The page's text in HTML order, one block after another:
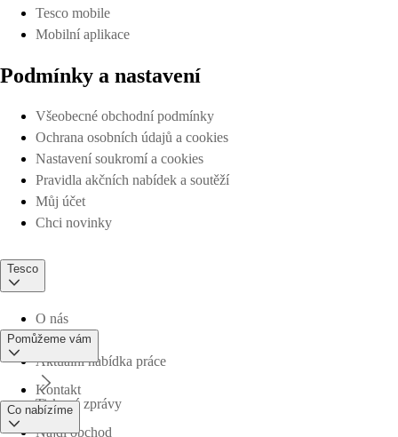
Tesco mobile
Mobilní aplikace
Podmínky a nastavení
Všeobecné obchodní podmínky
Ochrana osobních údajů a cookies
Nastavení soukromí a cookies
Pravidla akčních nabídek a soutěží
Můj účet
Chci novinky
Tesco
O nás
Aktuální nabídka práce
Tiskové zprávy
Pomůžeme vám
Kontakt
Najdi obchod
Co nabízíme